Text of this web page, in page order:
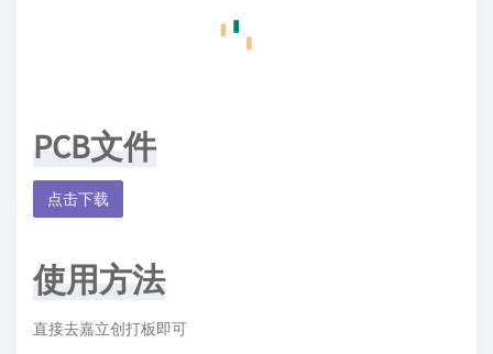
PCB文件
点击下载
使用方法
直接去嘉立创打板即可